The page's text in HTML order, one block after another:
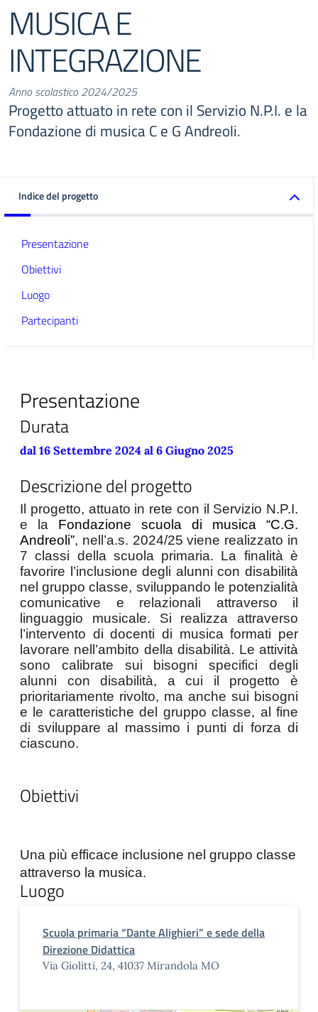
MUSICA E
INTEGRAZIONE
Anno scolastico 2024/2025
Progetto attuato in rete con il Servizio N.P.I. e la
Fondazione di musica C e G Andreoli.
Indice del progetto
Presentazione
Obiettivi
Luogo
Partecipanti
Presentazione
Durata
dal 16 Settembre 2024 al 6 Giugno 2025
Descrizione del progetto
Il progetto, attuato in rete con il Servizio N.P.I.
e la Fondazione scuola di musica “C.G.
Andreoli”, nell’a.s. 2024/25 viene realizzato in
7 classi della scuola primaria. La finalità è
favorire l’inclusione degli alunni con disabilità
nel gruppo classe, sviluppando le potenzialità
comunicative e relazionali attraverso il
linguaggio musicale. Si realizza attraverso
l’intervento di docenti di musica formati per
lavorare nell’ambito della disabilità. Le attività
sono calibrate sui bisogni specifici degli
alunni con disabilità, a cui il progetto è
prioritariamente rivolto, ma anche sui bisogni
e le caratteristiche del gruppo classe, al fine
di sviluppare al massimo i punti di forza di
ciascuno.
Obiettivi
Una più efficace inclusione nel gruppo classe
attraverso la musica.
Luogo
Scuola primaria “Dante Alighieri” e sede della
Direzione Didattica
Via Giolitti, 24, 41037 Mirandola MO